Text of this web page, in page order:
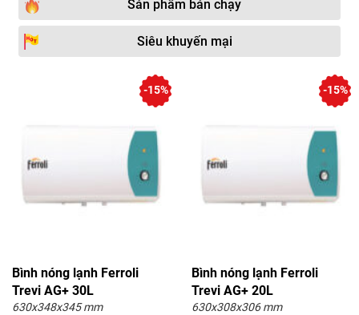
Bình nóng lạnh ROSSI Bình nóng lạnh Atlantic
Bình nóng lạnh OLYMPIC
Máy nước nóng Heat
Bình nóng lạnh 50l
Sản phẩm bán chạy
Siêu khuyến mại
Bình nóng lạnh Ferroli
Trevi AG+ 30L
630x348x345 mm
-15%
Bình nóng lạnh Ferroli
Trevi AG+ 20L
630x308x306 mm
-15%